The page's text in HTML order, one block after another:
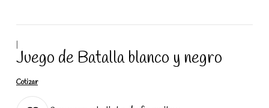
Juego de Batalla blanco y negro
Cotizar